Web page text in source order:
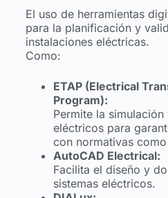
El uso de herramientas
para la planificación y
instalaciones eléctricas.
Como:
ETAP (Electrical
Program):
Permite la
eléctricos para
con normativas como
AutoCAD Electrical:
Facilita el diseño y
sistemas eléctricos.